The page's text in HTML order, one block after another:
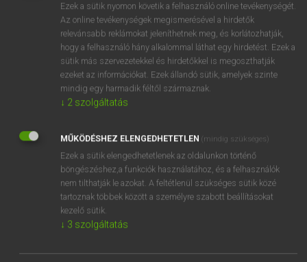
NINCS ELŐFIZETÉSED?
Nincs regisztrációm és előfizetésem. A szótár 2 órás,
díjmentes próbaverziójának elindításához regisztrálok és
belépek.
REGISZTRÁCIÓ
EURÓPAI UNIÓS TERMINOLÓGIAI SZÓTÁR
Kapcsolódó anyagok
Ezek a sütik nyomon követik a felhasználó online tevékenységét.
Az online tevékenységek megismerésével a hirdetők
relevánsabb reklámokat jeleníthetnek meg, és korlátozhatják,
hogy a felhasználó hány alkalommal láthat egy hirdetést. Ezek a
sütik más szervezetekkel és hirdetőkkel is megoszthatják
ezeket az információkat. Ezek állandó sütik, amelyek szinte
mindig egy harmadik féltől származnak.
↓ 2 szolgáltatás
MŰKÖDÉSHEZ ELENGEDHETETLEN (mindig szükséges)
Ezek a sütik elengedhetetlenek az oldalunkon történő
böngészéshez,a funkciók használatához, és a felhasználók
nem tilthatják le azokat. A feltétlenül szükséges sütik közé
tartoznak többek között a személyre szabott beállításokat
kezelő sütik.
↓ 3 szolgáltatás